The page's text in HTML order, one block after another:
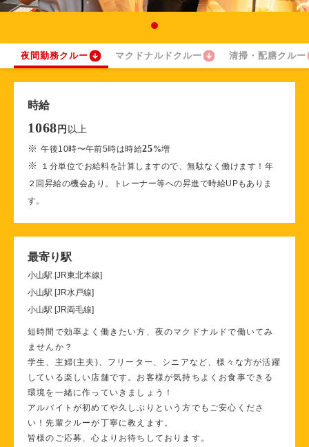
夜間勤務クルー マクドナルドクルー 清掃・配膳クルー
時給
1068 円 以上
※午後10時〜午前5時は時給25%増
※
１分単位でお給料を計算しますので、無駄なく働けます！年
２回昇給の機会あり。トレーナー等への昇進で時給UPもありま
す。
最寄り駅
小山駅 [JR東北本線]
小山駅 [JR水戸線]
小山駅 [JR両毛線]
短時間で効率よく働きたい方、夜のマクドナルドで働いてみ
ませんか？
学生、主婦(主夫)、フリーター、シニアなど、様々な方が活躍
している楽しい店舗です。お客様が気持ちよくお食事できる
環境を一緒に作っていきましょう！
アルバイトが初めてや久しぶりという方でもご安心くださ
い！先輩クルーが丁寧に教えます。
皆様のご応募、心よりお待ちしております。